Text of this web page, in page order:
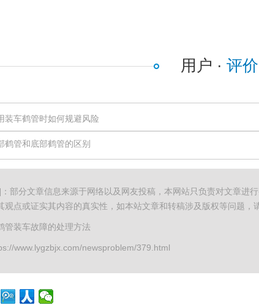
用户 · 评价
装车鹤管时如何规避风险
鹤管和底部鹤管的区别
部分文章信息来源于网络以及网友投稿，本网站只负责对文章进
观点或证实其内容的真实性，如本站文章和转稿涉及版权等问题，
管装车故障的处理方法
www.lygzbjx.com/newsproblem/379.html